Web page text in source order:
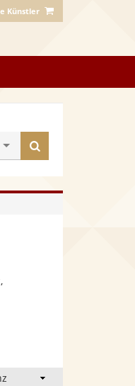
Künstler
finden